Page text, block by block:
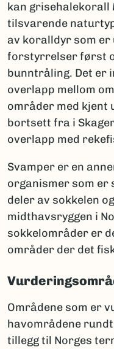
kan grisehalekorall
tilsvarende
av koralldyr som
forstyrrelser først
bunntråling. Det er
overlapp mellom
områder med
bortsett fra i
overlapp med
Svamper er en
organismer som er
deler av sokkelen
midthavsryggen i
sokkelområder er
områder der det
Områdene som er
havområdene
tillegg til Norges